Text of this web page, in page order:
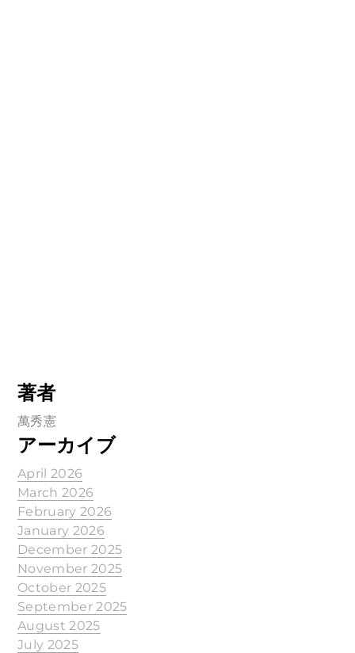
著者
萬秀憲
アーカイブ
April 2026
March 2026
February 2026
January 2026
December 2025
November 2025
October 2025
September 2025
August 2025
July 2025